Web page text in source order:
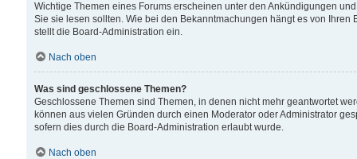
Wichtige Themen eines Forums erscheinen unter den Ankündigungen
Sie sie lesen sollten. Wie bei den Bekanntmachungen hängt es von
stellt die Board-Administration ein.
Nach oben
Was sind geschlossene Themen?
Geschlossene Themen sind Themen, in denen nicht mehr geantwortet
können aus vielen Gründen durch einen Moderator oder Administrator
sofern dies durch die Board-Administration erlaubt wurde.
Nach oben